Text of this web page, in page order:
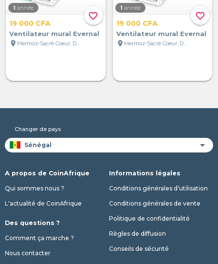
favorite_border
1 année
19 000 CFA
Ventilateur mural Evernal
location_on
Mermoz-Sacré Coeur, Dakar, Sénégal
favorite_border
1 année
19 000 CFA
Ventilateur mural Evernal
location_on
Mermoz-Sacré Coeur, Dakar, Sénégal
Changer de pays
A propos de CoinAfrique
Qui sommes nous ?
L'actualité de CoinAfrique
Des questions ?
Comment ça marche ?
Nous contacter
Informations légales
Conditions générales d’utilisation
Conditions générales de vente
Politique de confidentialité
Règles de diffusion
Conseils de sécurité